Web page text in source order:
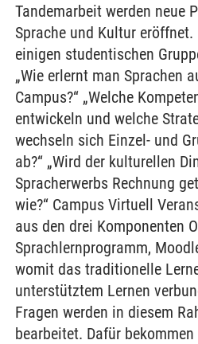
Tandemarbeit werden neue
Sprache und Kultur
einigen studentischen
„Wie erlernt man Sprachen
Campus?“ „Welche
entwickeln und welche
wechseln sich Einzel- und
ab?“ „Wird der kulturellen
Spracherwerbs Rechnung
wie?“ Campus Virtuell
aus den drei Komponenten
Sprachlernprogramm,
womit das traditionelle
unterstütztem Lernen
Fragen werden in diesem
bearbeitet. Dafür